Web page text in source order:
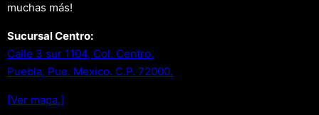
muchas más!
Sucursal Centro:
Calle 3 sur 1104, Col. Centro.
Puebla, Pue. Mexico. C.P. 72000.
[Ver mapa.]